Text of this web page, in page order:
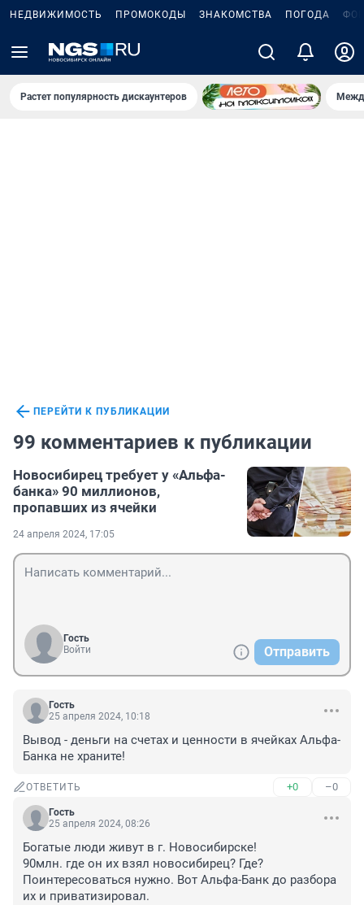
НЕДВИЖИМОСТЬ ПРОМОКОДЫ ЗНАКОМСТВА ПОГОДА
Растет популярность дискаунтеров
ПЕРЕЙТИ К ПУБЛИКАЦИИ
99 комментариев к публикации
Новосибирец требует у «Альфа-
банка» 90 миллионов,
пропавших из ячейки
24 апреля 2024, 17:05
Гость
Войти
Отправить
Гость
25 апреля 2024, 10:18
Вывод - деньги на счетах и ценности в ячейках Альфа-
Банка не храните!
ОТВЕТИТЬ +0 –0
Гость
25 апреля 2024, 08:26
Богатые люди живут в г. Новосибирске!
90млн. где он их взял новосибирец? Где?
Поинтересоваться нужно. Вот Альфа-Банк до разбора
их и приватизировал.